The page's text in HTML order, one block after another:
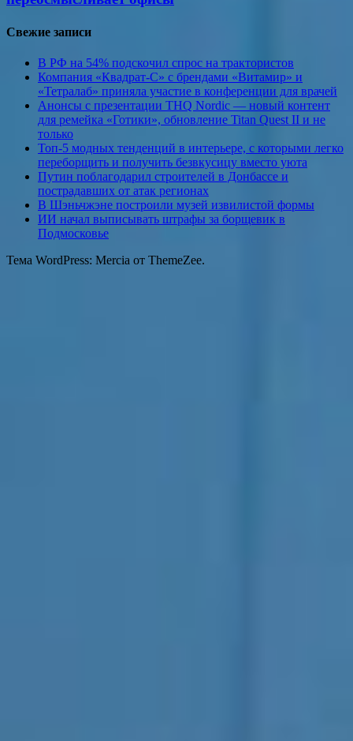
Свежие записи
В РФ на 54% подскочил спрос на трактористов
Компания «Квадрат-С» с брендами «Витамир» и
«Тетралаб» приняла участие в конференции для врачей
Анонсы с презентации THQ Nordic — новый контент
для ремейка «Готики», обновление Titan Quest II и не
только
Топ-5 модных тенденций в интерьере, с которыми легко
переборщить и получить безвкусицу вместо уюта
Путин поблагодарил строителей в Донбассе и
пострадавших от атак регионах
В Шэньчжэне построили музей извилистой формы
ИИ начал выписывать штрафы за борщевик в
Подмосковье
Тема WordPress: Mercia от ThemeZee.